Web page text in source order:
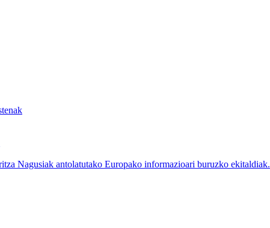
Nagusiak antolatutako Europako informazioari buruzko ekitaldiak.